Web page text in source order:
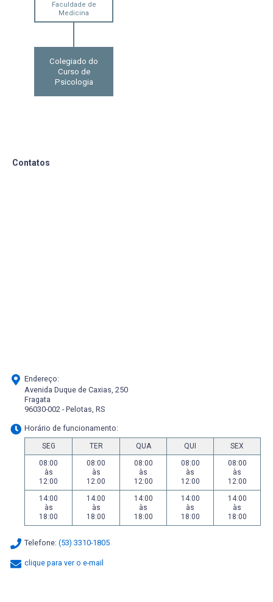
Faculdade de
Medicina
Colegiado do
Curso de
Psicologia
Contatos
Endereço:
Avenida Duque de Caxias, 250
Fragata
96030-002 - Pelotas, RS
Horário de funcionamento:
SEG TER QUA QUI
SEX
08:00
às
12:00
08:00
às
12:00
08:00
às
12:00
08:00
às
12:00
08:00
às
12:00
14:00
às
18:00
14:00
às
18:00
14:00
às
18:00
14:00
às
18:00
14:00
às
18:00
Telefone: (53) 3310-1805
clique para ver o e-mail